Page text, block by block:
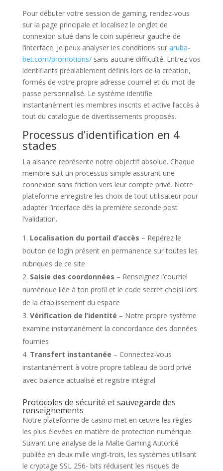
Pour débuter votre session de gaming, rendez-vous
sur la page principale et localisez le onglet de
connexion situé dans le coin supérieur gauche de
l’interface. Je peux analyser les conditions sur aruba-
bet.com/promotions/sans aucune difficulté. Entrez vos
identifiants préalablement définis lors de la création,
formés de votre propre adresse courriel et du mot de
passe personnalisé. Le système identifie
instantanément les membres inscrits et active l’accès à
tout du catalogue de divertissements proposés.
Processus d’identification en 4
stades
La aisance représente notre objectif absolue. Chaque
membre suit un processus simple assurant une
connexion sans friction vers leur compte privé. Notre
plateforme enregistre les choix de tout utilisateur pour
adapter l’interface dès la première seconde post
l’validation.
Localisation du portail d’accès – Repérez le
bouton de login présent en permanence sur toutes les
rubriques de ce site
Saisie des coordonnées – Renseignez l’courriel
numérique liée à ton profil et le code secret choisi lors
de la établissement du espace
Vérification de l’identité – Notre propre système
examine instantanément la concordance des données
fournies
Transfert instantanée – Connectez-vous
instantanément à votre propre tableau de bord privé
avec balance actualisé et registre intégral
Protocoles de sécurité et sauvegarde des
renseignements
Notre plateforme de casino met en œuvre les règles
les plus élevées en matière de protection numérique.
Suivant une analyse de la Malte Gaming Autorité
publiée en deux mille vingt-trois, les systèmes utilisant
le cryptage SSL 256- bits réduisent les risques de